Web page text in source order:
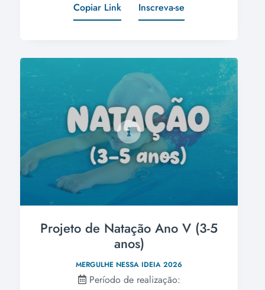
Copiar Link Inscreva-se
Projeto de Natação Ano V (3-5
anos)
MERGULHE NESSA IDEIA 2026
Período de realização: